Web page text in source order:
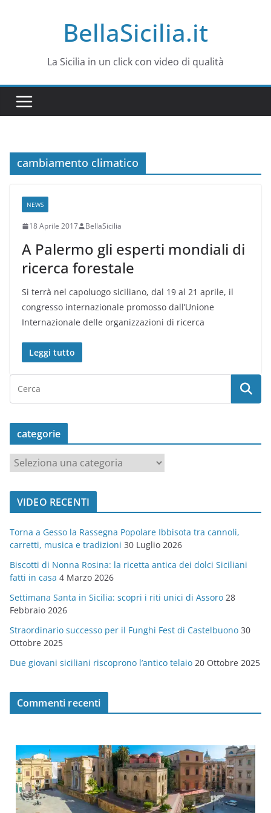
BellaSicilia.it
La Sicilia in un click con video di qualità
cambiamento climatico
NEWS
18 Aprile 2017 BellaSicilia
A Palermo gli esperti mondiali di
ricerca forestale
Si terrà nel capoluogo siciliano, dal 19 al 21 aprile, il
congresso internazionale promosso dall’Unione
Internazionale delle organizzazioni di ricerca
Leggi tutto
categorie
a
t
o
r
i
e
VIDEO RECENTI
Torna a Gesso la Rassegna Popolare Ibbisota tra cannoli,
carretti, musica e tradizioni 30 Luglio 2026
Biscotti di Nonna Rosina: la ricetta antica dei dolci Siciliani
fatti in casa 4 Marzo 2026
Settimana Santa in Sicilia: scopri i riti unici di Assoro 28
Febbraio 2026
Straordinario successo per il Funghi Fest di Castelbuono 30
Ottobre 2025
Due giovani siciliani riscoprono l’antico telaio 20 Ottobre 2025
Commenti recenti